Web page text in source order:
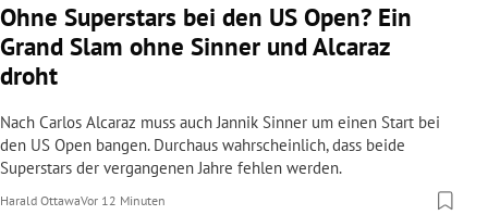
Untermenü
Untermenü
Untermenü
Untermenü
Ohne Superstars bei den US Open? Ein
Grand Slam ohne Sinner und Alcaraz
droht
Nach Carlos Alcaraz muss auch Jannik Sinner um einen Start bei
den US Open bangen. Durchaus wahrscheinlich, dass beide
Superstars der vergangenen Jahre fehlen werden.
Harald OttawaVor 12 Minuten